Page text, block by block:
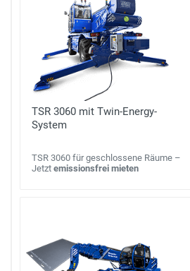
TSR 3060 mit Twin-Energy-
System
TSR 3060 für geschlossene Räume –
Jetzt emissionsfrei mieten